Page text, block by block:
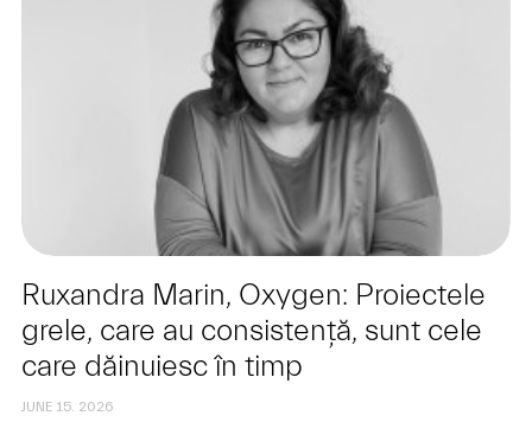
Ruxandra Marin, Oxygen: Proiectele
grele, care au consistență, sunt cele
care dăinuiesc în timp
JUNE 15. 2026